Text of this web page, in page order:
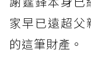
家早已遠超
的這筆財產。